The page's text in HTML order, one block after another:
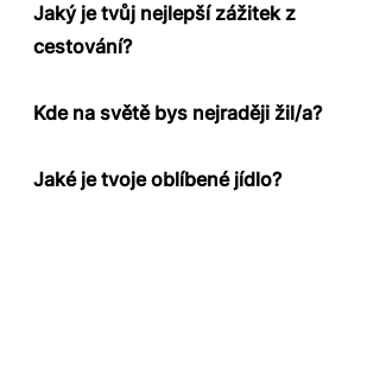
Jaký je tvůj nejlepší zážitek z
cestování?
Kde na světě bys nejraději žil/a?
Jaké je tvoje oblíbené jídlo?